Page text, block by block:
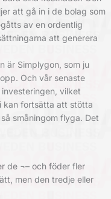
att gå in i de bolag som
av en ordentlig
att generera
är Simplygon, som ju
Och vår senaste
vilket
kan fortsätta att stötta
småningom flyga. Det
de ¬– och föder fler
men den tredje eller